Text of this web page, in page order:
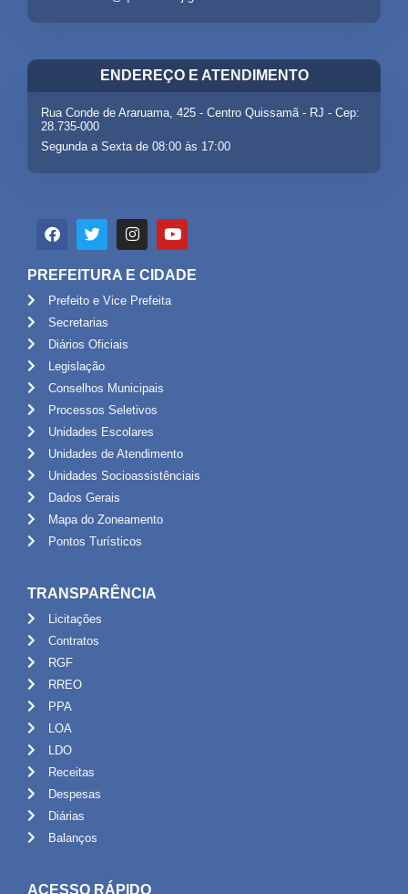
ENDEREÇO E ATENDIMENTO
Rua Conde de Araruama, 425 - Centro Quissamã - RJ - Cep:
28.735-000
Segunda a Sexta de 08:00 às 17:00
PREFEITURA E CIDADE
Prefeito e Vice Prefeita
Secretarias
Diários Oficiais
Legislação
Conselhos Municipais
Processos Seletivos
Unidades Escolares
Unidades de Atendimento
Unidades Socioassistênciais
Dados Gerais
Mapa do Zoneamento
Pontos Turísticos
TRANSPARÊNCIA
Licitações
Contratos
RGF
RREO
PPA
LOA
LDO
Receitas
Despesas
Diárias
Balanços
ACESSO RÁPIDO